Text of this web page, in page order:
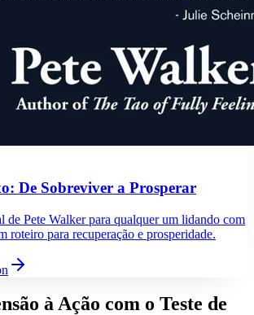
De Sobreviver a Prosperar
de Pete Walker para qualquer um lidando com
roteiro para recuperação e prosperidade.
à Ação com o Teste de